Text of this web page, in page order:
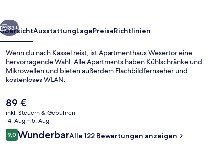
Eingangsbereich
Weiter
33+
ÜbersichtAusstattungLagePreiseRichtlinien
Wenn du nach Kassel reist, ist Apartmenthaus Wesertor eine
hervorragende Wahl. Alle Apartments haben Kühlschränke und
Mikrowellen und bieten außerdem Flachbildfernseher und
kostenloses WLAN.
Der
aktuelle
Preis
beträgt
89 €.
89 €
inkl. Steuern & Gebühren
14. Aug.–15. Aug.
Bewertungen
9,09,0 von 10.
WunderbarAlle 122 Bewertungen anzeigen